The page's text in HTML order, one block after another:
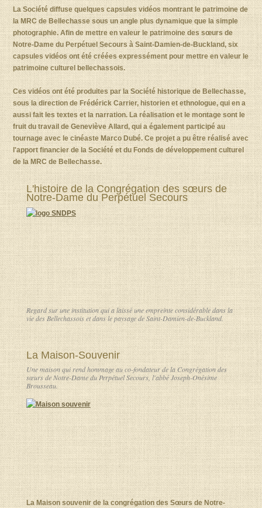
La Société diffuse quelques capsules vidéos montrant le patrimoine de
la MRC de Bellechasse sous un angle plus dynamique que la simple
photographie. Afin de mettre en valeur le patrimoine des sœurs de
Notre-Dame du Perpétuel Secours à Saint-Damien-de-Buckland, six
capsules vidéos ont été créées expressément pour mettre en valeur le
patrimoine culturel bellechassois.
Ces vidéos ont été produites par la Société historique de Bellechasse,
sous la direction de Frédérick Carrier, historien et ethnologue, qui en a
aussi fait les textes et la narration. La réalisation et le montage sont le
fruit du travail de Geneviève Allard, qui a également participé au
tournage avec le cinéaste Marco Dubé. Ce projet a pu être réalisé avec
l'apport financier de la Société et du Fonds de développement culturel
de la MRC de Bellechasse.
L'histoire de la Congrégation des sœurs de
Notre-Dame du Perpétuel Secours
Regard sur une institution qui a laissé une empreinte considérable dans la
vie des Bellechassois et dans le paysage de Saint-Damien-de-Buckland.
La Maison-Souvenir
Une maison qui rend hommage au co-fondateur de la Congrégation des
sœurs de Notre-Dame du Perpétuel Secours, l'abbé Joseph-Onésime
Brousseau.
La Maison souvenir de la congrégation des Sœurs de Notre-